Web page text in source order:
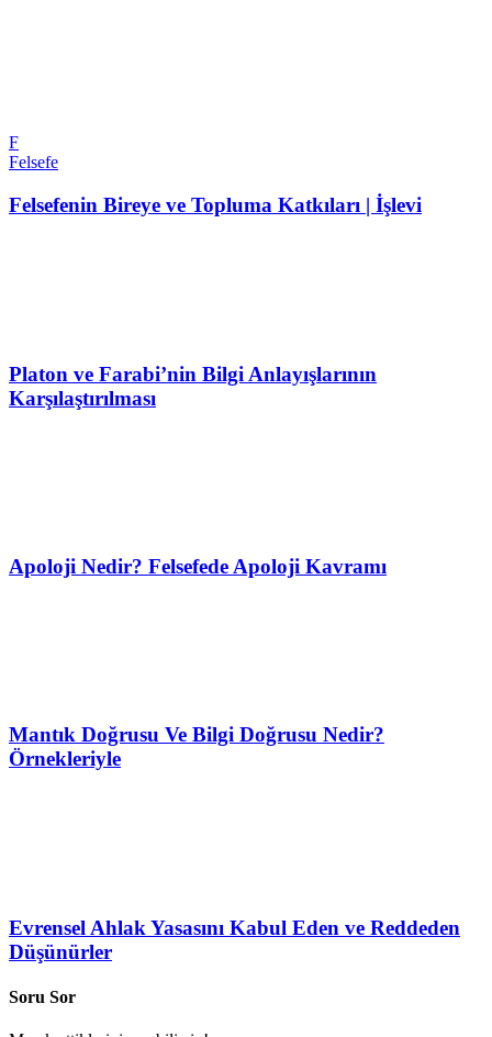
F
Felsefe
Felsefenin Bireye ve Topluma Katkıları | İşlevi
Platon ve Farabi’nin Bilgi Anlayışlarının
Karşılaştırılması
Apoloji Nedir? Felsefede Apoloji Kavramı
Mantık Doğrusu Ve Bilgi Doğrusu Nedir?
Örnekleriyle
Evrensel Ahlak Yasasını Kabul Eden ve Reddeden
Düşünürler
Soru Sor